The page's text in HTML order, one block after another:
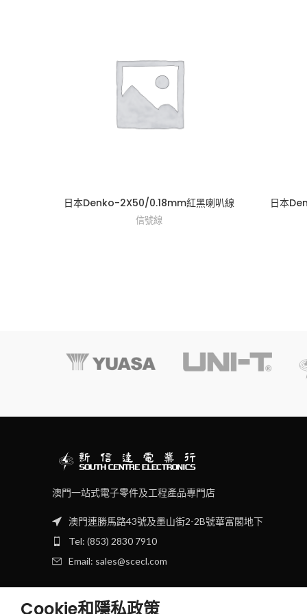
日本Denko-2X50/0.18mm紅黑喇叭線
信號線
日本
澳門一站式電子零件及工程產品專門店
澳門連勝馬路43號及墨山街2-2B號華富閣地下
Tel: (853) 2830 7910
Email: sales@scecl.com
Cookie和隱私政策